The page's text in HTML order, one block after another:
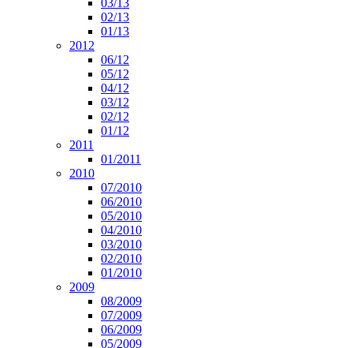
03/13
02/13
01/13
2012
06/12
05/12
04/12
03/12
02/12
01/12
2011
01/2011
2010
07/2010
06/2010
05/2010
04/2010
03/2010
02/2010
01/2010
2009
08/2009
07/2009
06/2009
05/2009